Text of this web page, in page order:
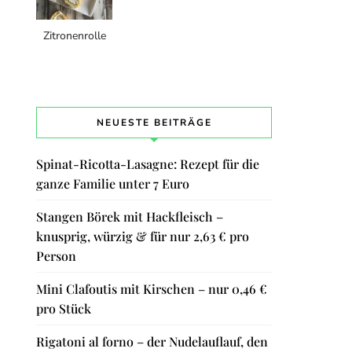
Zitronenrolle
NEUESTE BEITRÄGE
Spinat-Ricotta-Lasagne: Rezept für die
ganze Familie unter 7 Euro
Stangen Börek mit Hackfleisch –
knusprig, würzig & für nur 2,63 € pro
Person
Mini Clafoutis mit Kirschen – nur 0,46 €
pro Stück
Rigatoni al forno – der Nudelauflauf, den